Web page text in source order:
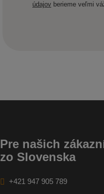
údajov berieme veľmi
Pre našich
zo Slovenska
+421 947 905 789